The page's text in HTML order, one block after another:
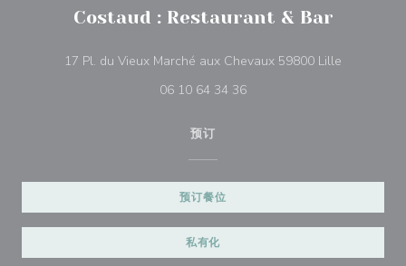
Costaud : Restaurant & Bar
17 Pl. du Vieux Marché aux Chevaux 59800 Lille
06 10 64 34 36
预订
预订餐位
私有化